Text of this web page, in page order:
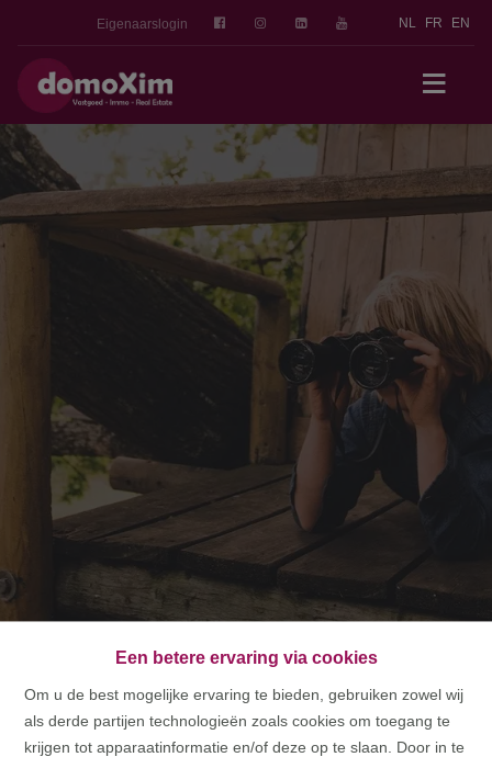
Een betere ervaring via cookies
Om u de best mogelijke ervaring te bieden, gebruiken zowel wij
als derde partijen technologieën zoals cookies om toegang te
krijgen tot apparaatinformatie en/of deze op te slaan. Door in te
Eigenaarslogin NL FR EN
HOME